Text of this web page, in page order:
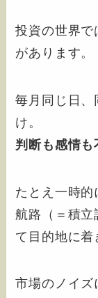
投資の世界で
があります。
毎月同じ日
け。
判断も感情も
たとえ一時的
航路（＝積立
て目的地に着
市場のノイズ